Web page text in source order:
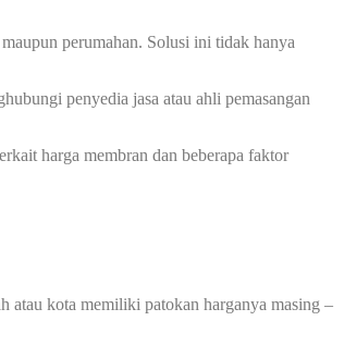
perumahan. Solusi ini tidak hanya
penyedia jasa atau ahli pemasangan
harga membran dan beberapa faktor
atau kota memiliki patokan harganya masing –